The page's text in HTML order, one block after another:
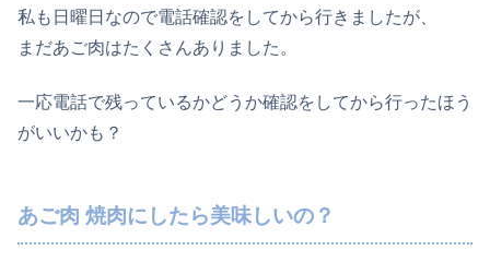
私も日曜日なので電話確認をしてから行きましたが、
まだあご肉はたくさんありました。
一応電話で残っているかどうか確認をしてから行ったほう
がいいかも？
あご肉 焼肉にしたら美味しいの？